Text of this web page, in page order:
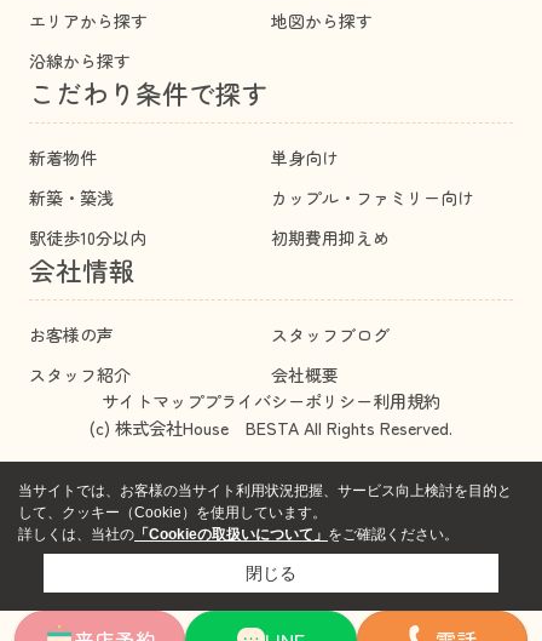
エリアから探す
地図から探す
沿線から探す
こだわり条件で探す
新着物件
単身向け
新築・築浅
カップル・ファミリー向け
駅徒歩10分以内
初期費用抑えめ
会社情報
お客様の声
スタッフブログ
スタッフ紹介
会社概要
サイトマッププライバシーポリシー利用規約
(c) 株式会社House BESTA All Rights Reserved.
当サイトでは、お客様の当サイト利用状況把握、サービス向上検討を目的と
して、クッキー（Cookie）を使用しています。
詳しくは、当社の 「Cookieの取扱いについて」 をご確認ください。
閉じる